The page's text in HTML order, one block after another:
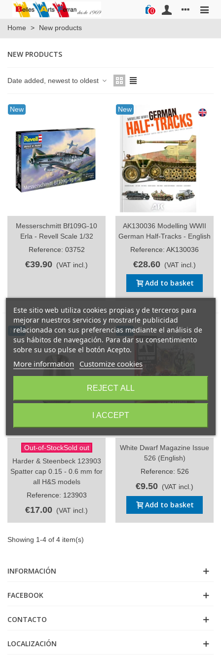
0
Home > New products
NEW PRODUCTS
Date added, newest to oldest
New
Messerschmitt Bf109G-10
Erla - Revell Scale 1/32
Reference: 03752
€39.90 (VAT incl.)
New
AK130036 Modelling WWII
German Half-Tracks - English
Reference: AK130036
€28.60 (VAT incl.)
Add to basket
New
Out-of-StockSold out
Harder & Steenbeck 123903
Spatter cap 0.15 - 0.6 mm for
all H&S models
Reference: 123903
€17.00 (VAT incl.)
New
White Dwarf Magazine Issue
526 (English)
Reference: 526
€9.50 (VAT incl.)
Add to basket
Showing 1-4 of 4 item(s)
INFORMACIÓN
FACEBOOK
CONTACTO
LOCALIZACIÓN
Este sitio web utiliza cookies propias y de terceros para
mejorar nuestros servicios y mostrarle publicidad
relacionada con sus preferencias mediante el análisis de
sus hábitos de navegación. Para dar su consentimiento
sobre su uso pulse el botón Acepto.
More information Customize cookies
REJECT ALL
I ACCEPT